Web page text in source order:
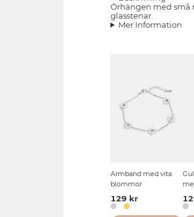
Örhängen med små
glasstenar.
Mer Information
Armband med vita
blommor
129 kr